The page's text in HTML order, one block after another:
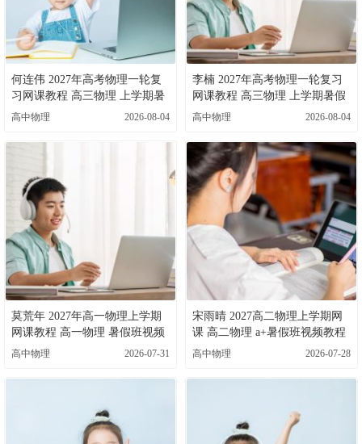
何连伟 2027年高考物理一轮复
习网课教程 高三物理 上学期暑
假班视频教程 百度网盘下载
高中物理 2026-08-04
李楠 2027年高考物理一轮复习
网课教程 高三物理 上学期暑假
班视频教程 百度网盘下载
高中物理 2026-08-04
莫荒年 2027年高一物理上学期
网课教程 高一物理 暑假班视频
教程 百度网盘下载
高中物理 2026-07-31
宋雨晴 2027高二物理上学期网
课 高二物理 a+暑假班视频教程
百度网盘下载
高中物理 2026-07-28